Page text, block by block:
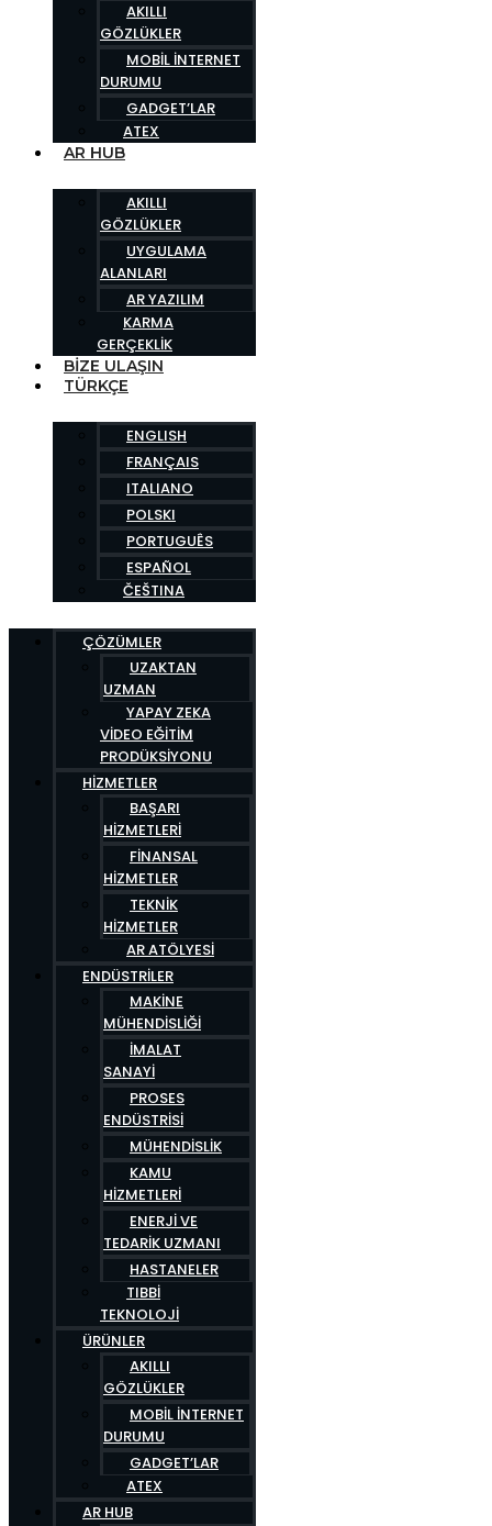
AKILLI
GÖZLÜKLER
MOBIL İNTERNET
DURUMU
GADGET’LAR
ATEX
AR HUB
AKILLI
GÖZLÜKLER
UYGULAMA
ALANLARI
AR YAZILIM
KARMA
GERÇEKLIK
BIZE ULAŞIN
TÜRKÇE
ENGLISH
FRANÇAIS
ITALIANO
POLSKI
PORTUGUÊS
ESPAÑOL
ČEŠTINA
ÇÖZÜMLER
UZAKTAN
UZMAN
YAPAY ZEKA
VIDEO EĞITIM
PRODÜKSIYONU
HIZMETLER
BAŞARI
HIZMETLERI
FINANSAL
HIZMETLER
TEKNIK
HIZMETLER
AR ATÖLYESI
ENDÜSTRILER
MAKINE
MÜHENDISLIĞI
İMALAT
SANAYI
PROSES
ENDÜSTRISI
MÜHENDISLIK
KAMU
HIZMETLERI
ENERJI VE
TEDARIK UZMANI
HASTANELER
TIBBI
TEKNOLOJI
ÜRÜNLER
AKILLI
GÖZLÜKLER
MOBIL İNTERNET
DURUMU
GADGET’LAR
ATEX
AR HUB